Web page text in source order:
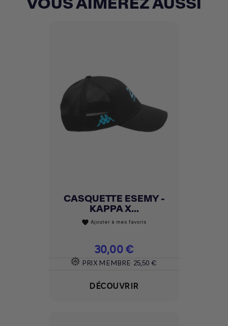
CASQUETTE ESEMY -
KAPPA X...
favorite Ajouter à mes favoris
Prix
30,00 €
PRIX MEMBRE 25,50 €
DÉCOUVRIR